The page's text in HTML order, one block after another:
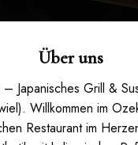
Über uns
Japanisches Grill &
Willkommen im
Restaurant im